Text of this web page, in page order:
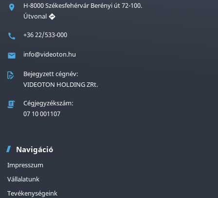
H-8000 Székesfehérvár Berényi út 72-100.
Útvonal
+36 22/533-000
info@videoton.hu
Bejegyzett cégnév:
VIDEOTON HOLDING ZRt.
Cégjegyzékszám:
07 10 001107
Navigáció
Impresszum
Vállalatunk
Tevékenységeink